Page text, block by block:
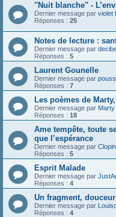
"Nuit blanche" -
Dernier message par violet
Réponses : 25
Notes de lecture :
Dernier message par
Réponses : 5
Laurent Gounelle
Dernier message par
Réponses : 7
Les poèmes de
Dernier message par
Réponses : 18
Ame tempête, toute
que l’espérance
Dernier message par
Réponses : 5
Esprit Malade
Dernier message par
Réponses : 4
Un fragment,
Dernier message par
Réponses : 4